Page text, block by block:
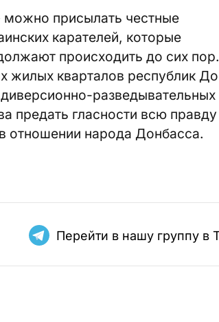
можно присылать честные
карателей, которые
происходить до сих
жилых кварталов республик
разведывательных
предать гласности всю
отношении народа Донбасса.
Перейти в нашу группу в